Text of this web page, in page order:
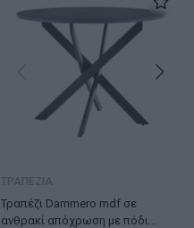
ΤΡΑΠΕΖΙΑ
Τραπέζι Dammero mdf σε
ανθρακί απόχρωση με πόδι